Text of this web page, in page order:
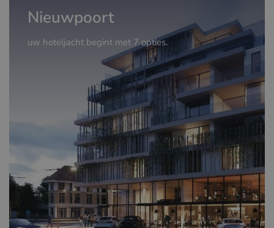
Nieuwpoort
uw hoteljacht begint met 7 opties.